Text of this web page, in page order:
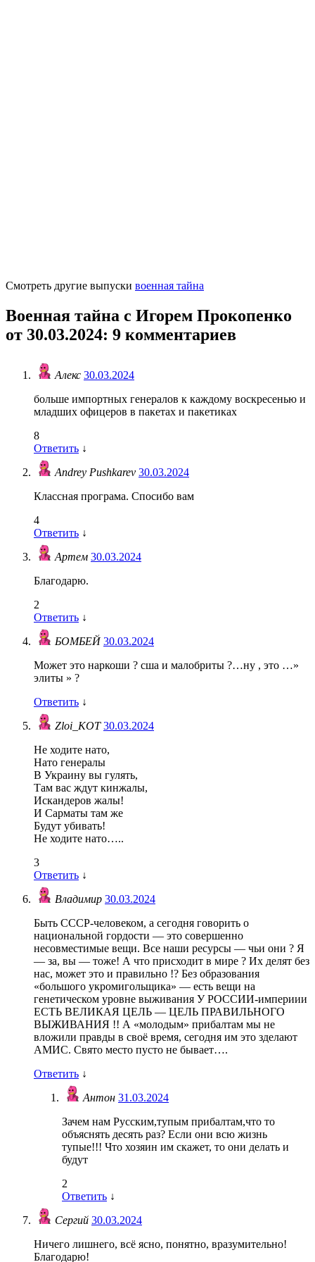
Смотреть другие выпуски военная тайна
Военная тайна с Игорем Прокопенко
от 30.03.2024: 9 комментариев
Алекс 30.03.2024
больше импортных генералов к каждому воскресенью и
младших офицеров в пакетах и пакетиках
8
Ответить ↓
Andrey Pushkarev 30.03.2024
Классная програма. Спосибо вам
4
Ответить ↓
Артем 30.03.2024
Благодарю.
2
Ответить ↓
БОМБЕЙ30.03.2024
Может это наркоши ? сша и малобриты ?…ну , это …»
элиты » ?
Ответить ↓
Zloi_KOT30.03.2024
Не ходите нато,
Нато генералы
В Украину вы гулять,
Там вас ждут кинжалы,
Искандеров жалы!
И Сарматы там же
Будут убивать!
Не ходите нато…..
3
Ответить ↓
Владимир 30.03.2024
Быть СССР-человеком, а сегодня говорить о
национальной гордости — это совершенно
несовместимые вещи. Все наши ресурсы — чьи они ? Я
— за, вы — тоже! А что присходит в мире ? Их делят без
нас, может это и правильно !? Без образования
«большого укромигольщика» — есть вещи на
генетическом уровне выживания У РОССИИ-империии
ЕСТЬ ВЕЛИКАЯ ЦЕЛЬ — ЦЕЛЬ ПРАВИЛЬНОГО
ВЫЖИВАНИЯ !! А «молодым» прибалтам мы не
вложили правды в своё время, сегодня им это зделают
АМИС. Свято место пусто не бывает….
Ответить ↓
Антон 31.03.2024
Зачем нам Русским,тупым прибалтам,что то
объяснять десять раз? Если они всю жизнь
тупые!!! Что хозяин им скажет, то они делать и
будут
2
Ответить ↓
Сергий 30.03.2024
Ничего лишнего, всё ясно, понятно, вразумительно!
Благодарю!